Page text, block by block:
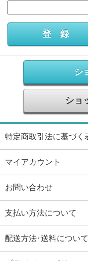
シ
ショ
特定商取引法に基づく
マイアカウント
お問い合わせ
支払い方法について
配送方法･送料について